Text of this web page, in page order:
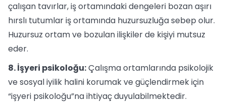
çalışan tavırlar, iş ortamındaki dengeleri bozan aşırı
hırslı tutumlar iş ortamında huzursuzluğa sebep olur.
Huzursuz ortam ve bozulan ilişkiler de kişiyi mutsuz
eder.
8. İşyeri psikoloğu:Çalışma ortamlarında psikolojik
ve sosyal iyilik halini korumak ve güçlendirmek için
“işyeri psikoloğu”na ihtiyaç duyulabilmektedir.